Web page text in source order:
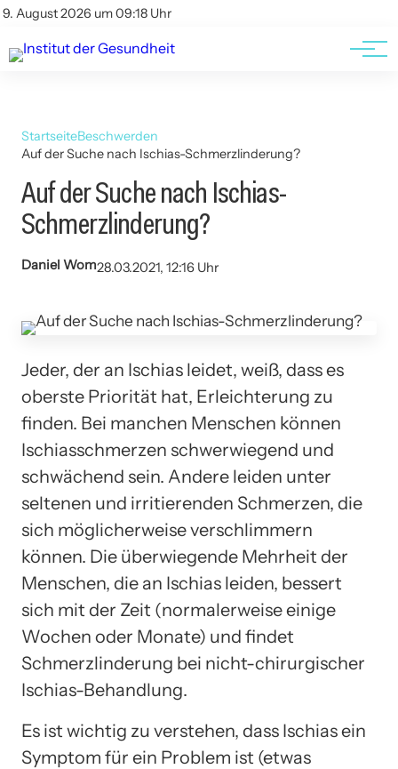
9. August 2026 um 09:18 Uhr
Kontakt
Kontakt
AGBs
StartseiteBeschwerden
Auf der Suche nach Ischias-Schmerzlinderung?
Auf der Suche nach Ischias-
Schmerzlinderung?
Daniel Wom28.03.2021, 12:16 Uhr
Jeder, der an Ischias leidet, weiß, dass es
oberste Priorität hat, Erleichterung zu
finden. Bei manchen Menschen können
Ischiasschmerzen schwerwiegend und
schwächend sein. Andere leiden unter
seltenen und irritierenden Schmerzen, die
sich möglicherweise verschlimmern
können. Die überwiegende Mehrheit der
Menschen, die an Ischias leiden, bessert
sich mit der Zeit (normalerweise einige
Wochen oder Monate) und findet
Schmerzlinderung bei nicht-chirurgischer
Ischias-Behandlung.
Es ist wichtig zu verstehen, dass Ischias ein
Symptom für ein Problem ist (etwas